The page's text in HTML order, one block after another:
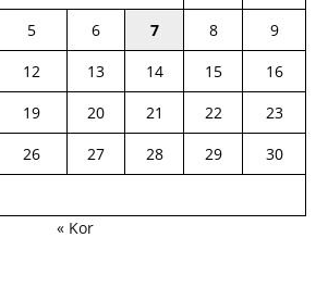
5 6 7 8
9
12 13 14 15
16
19 20 21 22
23
26 27 28 29
30
« Kor